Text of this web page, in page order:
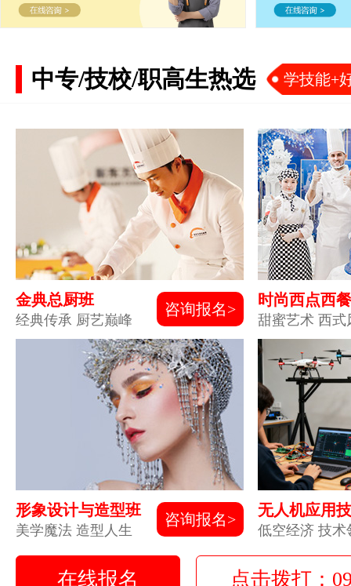
中专/技校/职高生热选 学技能+
金典总厨班
经典传承 厨艺巅峰
咨询报名>
时尚西点西
甜蜜艺术 西式
形象设计与造型班
美学魔法 造型人生
咨询报名>
无人机应用
低空经济 技术
在线报名 点击拨打：